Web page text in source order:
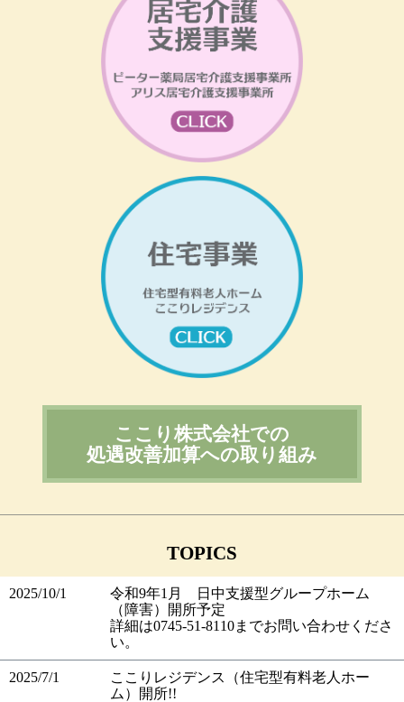
ここり株式会社での
処遇改善加算への取り組み
TOPICS
2025/10/1
令和9年1月 日中支援型グループホーム
（障害）開所予定
詳細は0745-51-8110までお問い合わせくださ
い。
2025/7/1
ここりレジデンス（住宅型有料老人ホー
ム）開所!!